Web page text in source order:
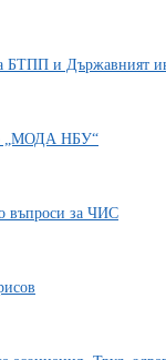
БТПП и Държавният
„МОДА НБУ“
въпроси за ЧИС